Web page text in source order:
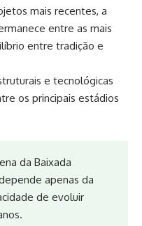
mais recentes, a
entre as mais
entre tradição e
e tecnológicas
os principais estádios
da Baixada
apenas da
de evoluir